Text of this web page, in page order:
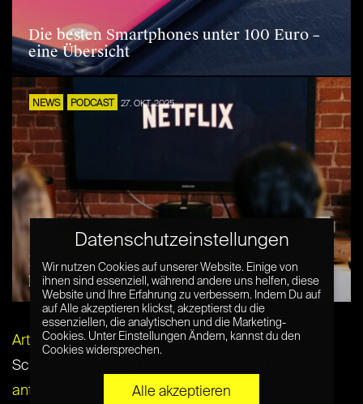
Die besten Smartphones unter 100 Euro –
eine Übersicht
NEWS PODCAST 27. OKT. 2025
Deal zwischen Netflix und Spotify: Netflix
plant Videopodcasts für 2026
Artikel per E-Mail verschicken
Schlagwörter:
antwortet
Datenschutzeinstellungen
Wir nutzen Cookies auf unserer Website. Einige von
ihnen sind essenziell, während andere uns helfen, diese
Website und Ihre Erfahrung zu verbessern. Indem Du auf
auf Alle akzeptieren klickst, akzeptierst du die
essenziellen, die analytischen und die Marketing-
Cookies. Unter Einstellungen Ändern, kannst du den
Cookies widersprechen.
Alle akzeptieren